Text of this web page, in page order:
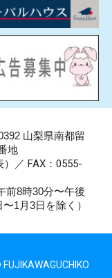
山梨県南都留
地
）／ FAX：0555-
8時30分〜午後
1月3日を除く）